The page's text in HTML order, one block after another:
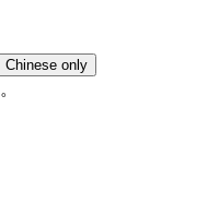
Chinese only
。